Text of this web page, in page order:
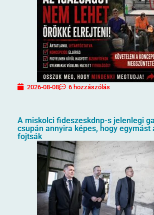
2026-08-08 6 hozzászólás
A miskolci fideszeskdnp-s jelenlegi
csupán annyira képes, hogy egymást
fojtsák